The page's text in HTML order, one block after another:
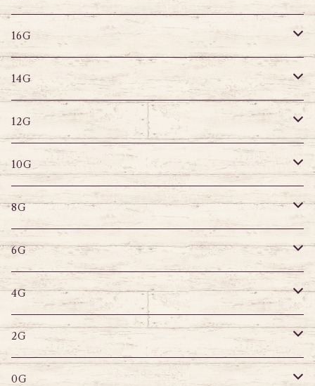
14G
8G
6G
その他
ラブレット
キャプティブリング
ストレートバーベル
デザインバーベル
ラブレット
バナナバーベル
鼻ピアス
16G
キャプティブリング
ストレートバーベル
デザインバーベル
ラブレット
バナナバーベル
へそピアス
サーキュラー
スパイラル
変形ピアス
14G
キャプティブリング
ストレートバーベル
デザインバーベル
ラブレット
バナナバーベル
へそピアス
サーキュラー
スパイラル
12G
キャプティブリング
ストレートバーベル
ラブレット
バナナバーベル
セグメントリング
サーキュラーバーベル
10G
キャプティブリング
ストレートバーベル
ラブレット
バナナバーベル
セグメントリング
8G
キャプティブリング
ストレートバーベル
ラブレット
セグメントリング
6G
キャプティブリング
ストレートバーベル
トンネル
4G
キャプティブリング
ストレートバーベル
2G
トンネル
0G